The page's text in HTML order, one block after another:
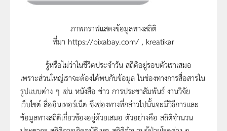
ภาพกราฟแสดงข้อมูลทางสถิติ
ที่มา https://pixabay.com/ , kreatikar
รู้หรือไม่ว่าในชีวิตประจำวัน สถิติอยู่รอบตัวเราเสมอ
เพราะส่วนใหญ่เราจะต้องได้พบกับข้อมูล ในช่องทางการสื่อสารใน
รูปแบบต่าง ๆ เช่น หนังสือ ข่าว การประชาสัมพันธ์ งานวิจัย
เว็บไซต์ สื่ออินเทอร์เน็ต ซึ่งช่องทางที่กล่าวไปนั้นจะมีวิธีการและ
ข้อมูลทางสถิติเกี่ยวข้องอยู่ด้วยเสมอ ตัวอย่างคือ สถิติจำนวน